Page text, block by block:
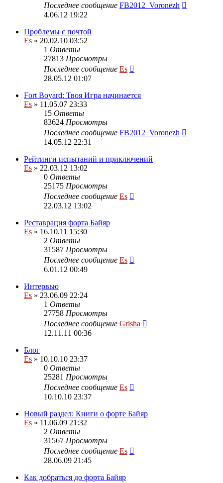
Последнее сообщение FB2012_Voronezh
4.06.12 19:22
Проблемы с почтой
Es » 20.02.10 03:52
1 Ответы
27813 Просмотры
Последнее сообщение Es
28.05.12 01:07
Fort Boyard: Твоя Игра начинается
Es » 11.05.07 23:33
15 Ответы
83624 Просмотры
Последнее сообщение FB2012_Voronezh
14.05.12 22:31
Рейтинги испытаний и приключений
Es » 22.03.12 13:02
0 Ответы
25175 Просмотры
Последнее сообщение Es
22.03.12 13:02
Реставрация форта Байяр
Es » 16.10.11 15:30
2 Ответы
31587 Просмотры
Последнее сообщение Es
6.01.12 00:49
Интервью
Es » 23.06.09 22:24
1 Ответы
27758 Просмотры
Последнее сообщение Grisha
12.11.11 00:36
Блог
Es » 10.10.10 23:37
0 Ответы
25281 Просмотры
Последнее сообщение Es
10.10.10 23:37
Новый раздел: Книги о форте Байяр
Es » 11.06.09 21:32
2 Ответы
31567 Просмотры
Последнее сообщение Es
28.06.09 21:45
Как добраться до форта Байяр